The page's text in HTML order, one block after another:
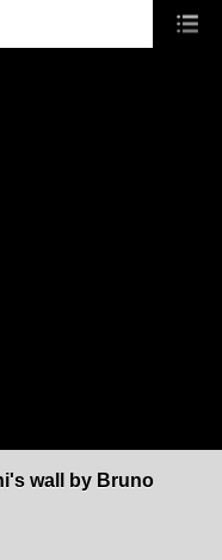
wall by Bruno